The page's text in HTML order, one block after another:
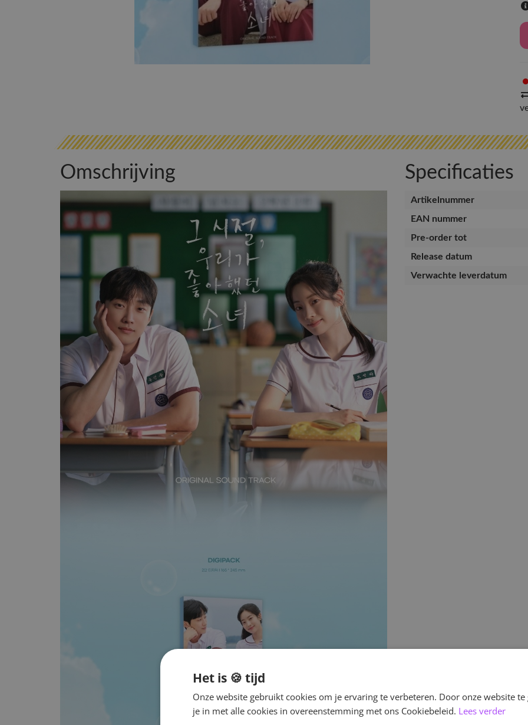
Omschrijving Specificaties
Artikelnummer
EAN nummer
Pre-order tot
Release datum
Verwachte leverdatum
Het is 🍪 tijd
Onze website gebruikt cookies om je ervaring te verbeteren. Door onze website
je in met alle cookies in overeenstemming met ons Cookiebeleid. Lees verder